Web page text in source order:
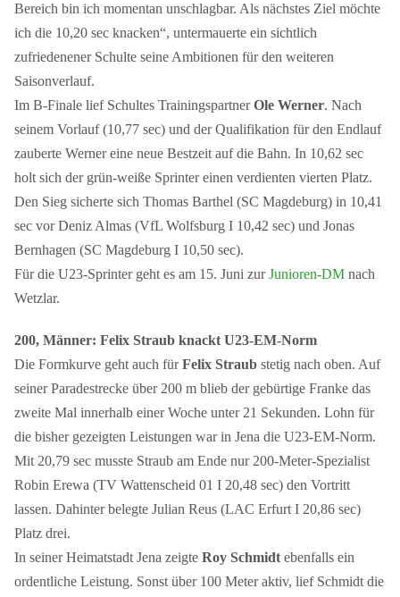
Bereich bin ich momentan unschlagbar. Als nächstes Ziel möchte
ich die 10,20 sec knacken“, untermauerte ein sichtlich
zufriedenener Schulte seine Ambitionen für den weiteren
Saisonverlauf.
Im B-Finale lief Schultes TrainingspartnerOle Werner. Nach
seinem Vorlauf (10,77 sec) und der Qualifikation für den Endlauf
zauberte Werner eine neue Bestzeit auf die Bahn. In 10,62 sec
holt sich der grün-weiße Sprinter einen verdienten vierten Platz.
Den Sieg sicherte sich Thomas Barthel (SC Magdeburg) in 10,41
sec vor Deniz Almas (VfL Wolfsburg I 10,42 sec) und Jonas
Bernhagen (SC Magdeburg I 10,50 sec).
Für die U23-Sprinter geht es am 15. Juni zurJunioren-DMnach
Wetzlar.
200, Männer: Felix Straub knackt U23-EM-Norm
Die Formkurve geht auch fürFelix Straubstetig nach oben. Auf
seiner Paradestrecke über 200 m blieb der gebürtige Franke das
zweite Mal innerhalb einer Woche unter 21 Sekunden. Lohn für
die bisher gezeigten Leistungen war in Jena die U23-EM-Norm.
Mit 20,79 sec musste Straub am Ende nur 200-Meter-Spezialist
Robin Erewa (TV Wattenscheid 01 I 20,48 sec) den Vortritt
lassen. Dahinter belegte Julian Reus (LAC Erfurt I 20,86 sec)
Platz drei.
In seiner Heimatstadt Jena zeigte Roy Schmidtebenfalls ein
ordentliche Leistung. Sonst über 100 Meter aktiv, lief Schmidt die